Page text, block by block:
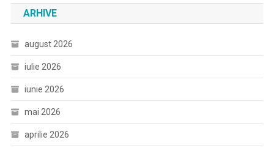
ARHIVE
august 2026
iulie 2026
iunie 2026
mai 2026
aprilie 2026